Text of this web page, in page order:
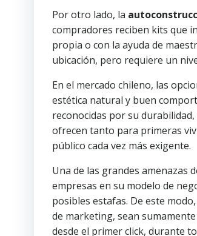
Por otro lado, la
compradores reciben kits que
propia o con la ayuda de
ubicación, pero requiere un
En el mercado chileno, las
estética natural y buen
reconocidas por su
ofrecen tanto para primeras
público cada vez más exigente.
Una de las grandes amenazas
empresas en su modelo de
posibles estafas. De este
de marketing, sean
desde el primer click, durante